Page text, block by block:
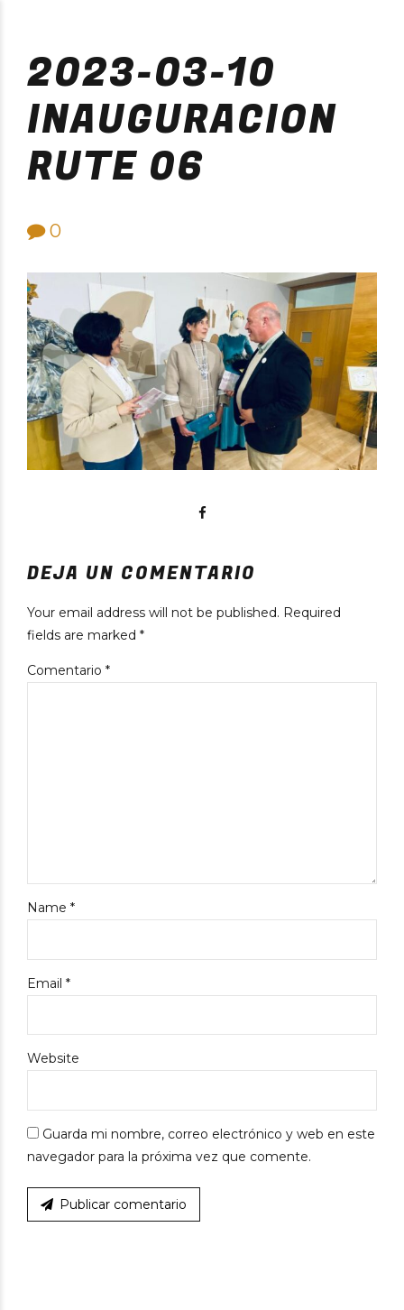
2023-03-10
INAUGURACION
RUTE 06
0
DEJA UN COMENTARIO
Your email address will not be published. Required
fields are marked *
Comentario *
Name *
Email *
Website
Guarda mi nombre, correo electrónico y web en este
navegador para la próxima vez que comente.
Publicar comentario